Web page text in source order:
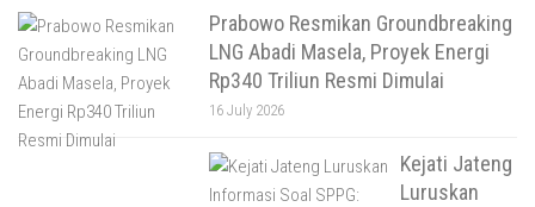
Prabowo Resmikan Groundbreaking
LNG Abadi Masela, Proyek Energi
Rp340 Triliun Resmi Dimulai
16 July 2026
Kejati Jateng
Luruskan